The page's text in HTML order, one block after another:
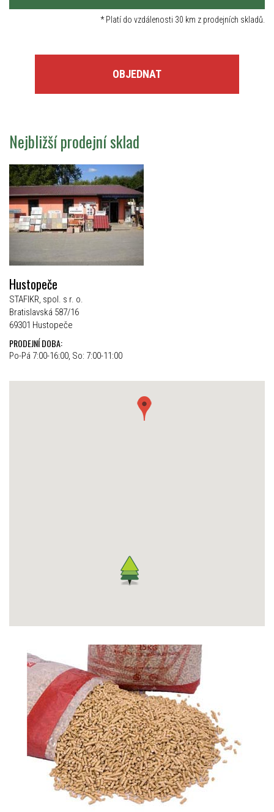
*Platí do vzdálenosti 30 km z prodejních skladů.
OBJEDNAT
Nejbližší prodejní sklad
Hustopeče
STAFIKR, spol. s r. o.
Bratislavská 587/16
69301 Hustopeče
PRODEJNÍ DOBA:
Po-Pá 7:00-16:00, So: 7:00-11:00